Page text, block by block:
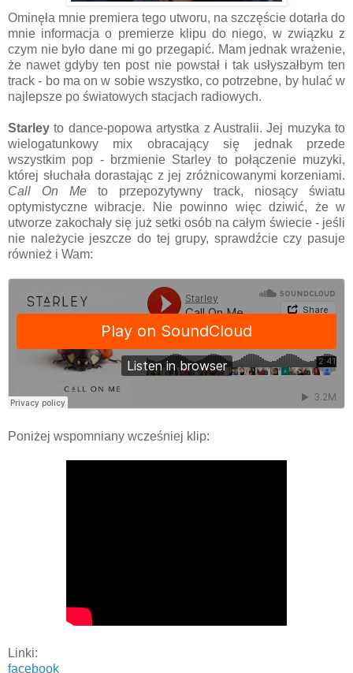
Ominęła mnie premiera tego utworu, na szczęście dotarła do
mnie informacja o premierze klipu do niego, w związku z
czym nie było dane mi go przegapić. Mam jednak wrażenie,
że nawet gdyby ten post nie powstał i tak usłyszałbym ten
track - bo ma on w sobie wszystko, co potrzebne, by hulać w
najlepsze po światowych stacjach radiowych.
Starleyto dance-popowa artystka z Australii. Jej muzyka to
wielogatunkowy mix obracający się jednak przede
wszystkim pop - brzmienie Starley to połączenie muzyki,
której słuchała dorastając z jej zróżnicowanymi korzeniami.
Call On Me to przepozytywny track, niosący światu
optymistyczne wibracje. Nie powinno więc dziwić, że w
utworze zakochały się już setki osób na całym świecie - jeśli
nie należycie jeszcze do tej grupy, sprawdźcie czy pasuje
również i Wam:
Poniżej wspomniany wcześniej klip:
Linki:
facebook